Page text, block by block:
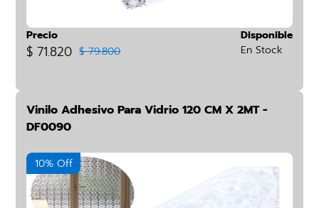
Precio
$ 71.820 $ 79.800
Disponible
En Stock
Vinilo Adhesivo Para Vidrio 120 CM X 2MT -
DF0090
10% Off